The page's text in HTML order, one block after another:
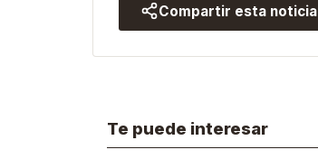
Compartir esta noticia
Te puede interesar